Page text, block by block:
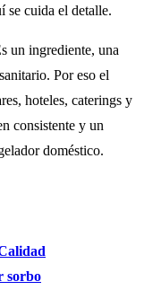
se cuida el detalle.
un ingrediente, una
Por eso el
hoteles, caterings y
consistente y un
doméstico.
sorbo